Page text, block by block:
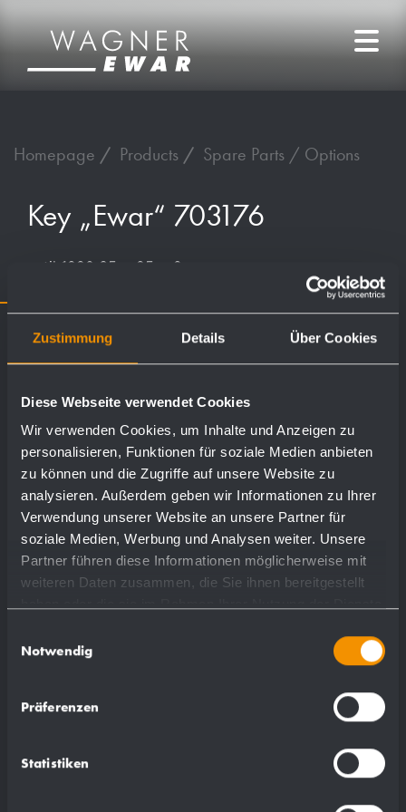
Zustimmung Details Über Cookies
Diese Webseite verwendet Cookies
Wir verwenden Cookies, um Inhalte und Anzeigen zu
personalisieren, Funktionen für soziale Medien anbieten
zu können und die Zugriffe auf unsere Website zu
analysieren. Außerdem geben wir Informationen zu Ihrer
Verwendung unserer Website an unsere Partner für
soziale Medien, Werbung und Analysen weiter. Unsere
Partner führen diese Informationen möglicherweise mit
weiteren Daten zusammen, die Sie ihnen bereitgestellt
Notwendig
Präferenzen
Statistiken
Homepage Products Spare Parts / Options
Key „Ewar“ 703176
until 1990 35 x 25 x 2 mm